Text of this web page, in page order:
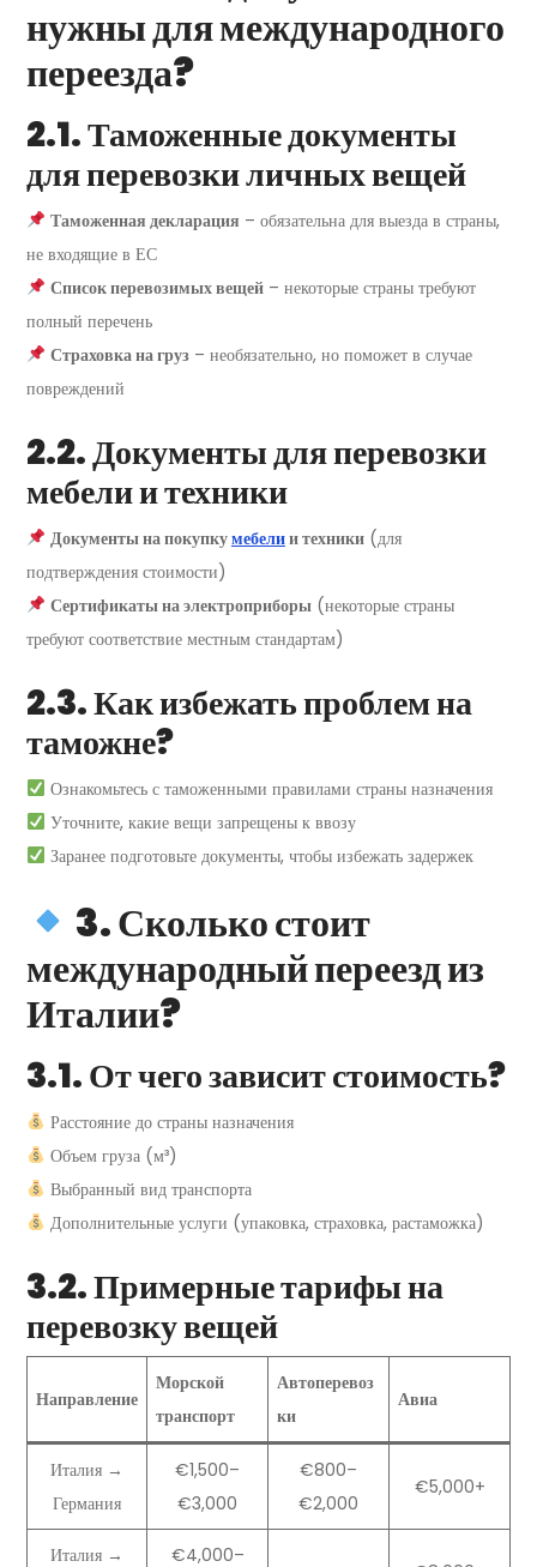
нужны для международного
переезда?
2.1. Таможенные документы
для перевозки личных вещей
Таможенная декларация – обязательна для выезда в страны,
не входящие в ЕС
Список перевозимых вещей– некоторые страны требуют
полный перечень
Страховка на груз– необязательно, но поможет в случае
повреждений
2.2. Документы для перевозки
мебели и техники
Документы на покупкумебелии техники(для
подтверждения стоимости)
Сертификаты на электроприборы(некоторые страны
требуют соответствие местным стандартам)
2.3. Как избежать проблем на
таможне?
Ознакомьтесь с таможенными правилами страны назначения
Уточните, какие вещи запрещены к ввозу
Заранее подготовьте документы, чтобы избежать задержек
3. Сколько стоит
международный переезд из
Италии?
3.1. От чего зависит стоимость?
Расстояние до страны назначения
Объем груза (м³)
Выбранный вид транспорта
Дополнительные услуги (упаковка, страховка, растаможка)
3.2. Примерные тарифы на
перевозку вещей
Направление
Морской
транспорт
Автоперевоз
ки
Авиа
Италия →
Германия
€1,500–
€3,000
€800–
€2,000
€5,000+
Италия →
€4,000–